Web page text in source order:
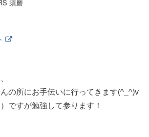
須磨
の所にお手伝いに行ってきます(^_^)v
ですが勉強して参ります！